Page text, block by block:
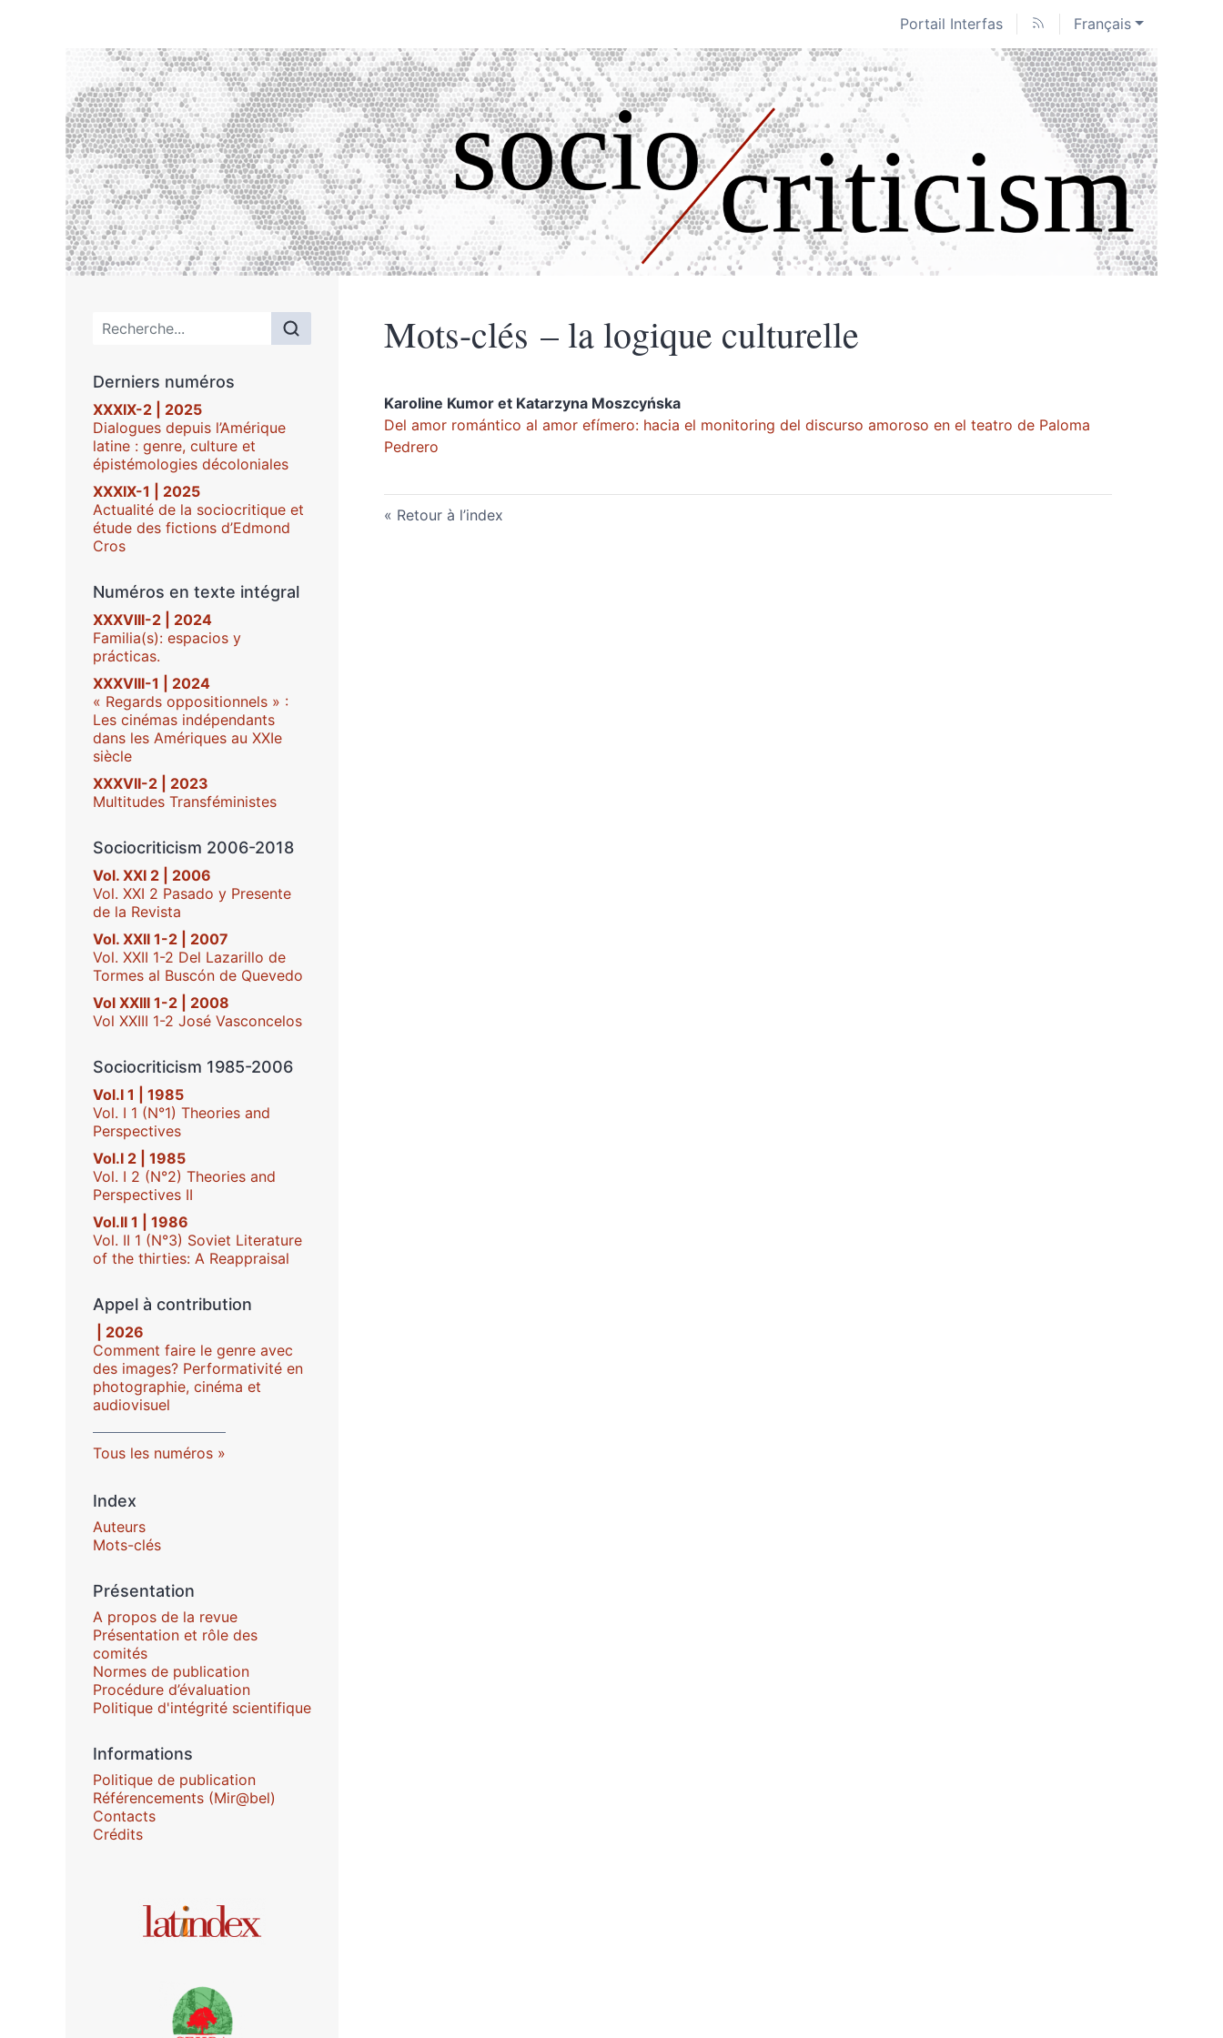
Portail Interfas Français
Menu principal
Derniers numéros
XXXIX-2 | 2025
Dialogues depuis l’Amérique
latine : genre, culture et
épistémologies décoloniales
XXXIX-1 | 2025
Actualité de la sociocritique et
étude des fictions d’Edmond
Cros
Numéros en texte intégral
XXXVIII-2 | 2024
Familia(s): espacios y
prácticas.
XXXVIII-1 | 2024
« Regards oppositionnels » :
Les cinémas indépendants
dans les Amériques au XXIe
siècle
XXXVII-2 | 2023
Multitudes Transféministes
Sociocriticism 2006-2018
Vol. XXI 2 | 2006
Vol. XXI 2 Pasado y Presente
de la Revista
Vol. XXII 1-2 | 2007
Vol. XXII 1-2 Del Lazarillo de
Tormes al Buscón de Quevedo
Vol XXIII 1-2 | 2008
Vol XXIII 1-2 José Vasconcelos
Sociocriticism 1985-2006
Vol.I 1 | 1985
Vol. I 1 (N°1) Theories and
Perspectives
Vol.I 2 | 1985
Vol. I 2 (N°2) Theories and
Perspectives II
Vol.II 1 | 1986
Vol. II 1 (N°3) Soviet Literature
of the thirties: A Reappraisal
Appel à contribution
| 2026
Comment faire le genre avec
des images? Performativité en
photographie, cinéma et
audiovisuel
Tous les numéros
Index
Auteurs
Mots-clés
Présentation
A propos de la revue
Présentation et rôle des
comités
Normes de publication
Procédure d’évaluation
Politique d'intégrité scientifique
Informations
Politique de publication
Référencements (Mir@bel)
Contacts
Crédits
Affiliations/partenaires
Mots-clés – la logique culturelle
Karoline Kumor et Katarzyna Moszcyńska
Del amor romántico al amor efímero: hacia el monitoring del discurso amoroso en el teatro de Paloma
Pedrero
Retour à l’index